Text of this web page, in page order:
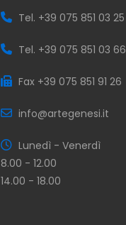
Tel. +39 075 851 03 25
Tel. +39 075 851 03 66
Fax +39 075 851 91 26
info@artegenesi.it
Lunedì - Venerdì
8.00 - 12.00
14.00 - 18.00